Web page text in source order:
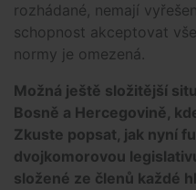
rozhádané, nemají
schopnost akceptovat
normy je omezená.
Možná ještě složitější
Bosně a Hercegovině,
Zkuste popsat, jak nyní
dvojkomorovou
složené ze členů každé